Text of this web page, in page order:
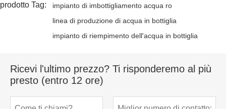
prodotto Tag:
impianto di imbottigliamento acqua ro
linea di produzione di acqua in bottiglia
impianto di riempimento dell'acqua in bottiglia
Ricevi l'ultimo prezzo? Ti risponderemo al più
presto (entro 12 ore)